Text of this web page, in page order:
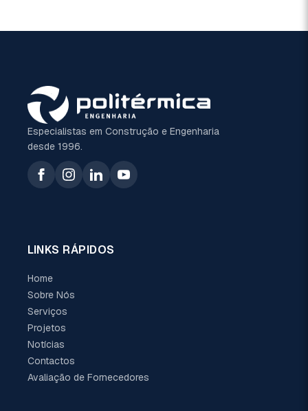
Especialistas em Construção e Engenharia
desde 1996.
LINKS RÁPIDOS
Home
Sobre Nós
Serviços
Projetos
Notícias
Contactos
Avaliação de Fornecedores